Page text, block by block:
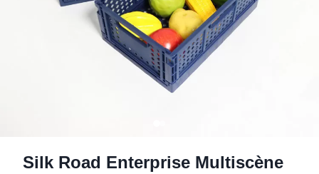
Silk Road Enterprise Multiscène